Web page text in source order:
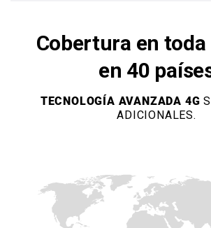
Cobertura en toda
en 40
TECNOLOGÍA AVANZADA 4G
ADICIONALES.